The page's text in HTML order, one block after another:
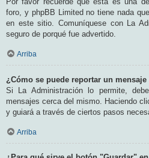
foro, y phpBB Limited no tiene nada
en este sitio. Comuníquese con La
seguro de porqué fue advertido.
Arriba
¿Cómo se puede reportar un
Si La Administración lo permite,
mensajes cerca del mismo. Haciendo
y guiará a través de ciertos pasos
Arriba